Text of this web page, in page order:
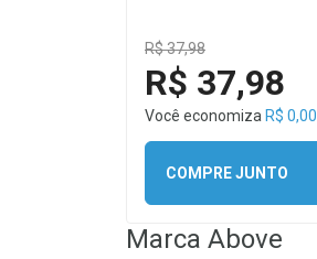
R$ 37,98
R$ 37,98
Você economiza R$ 0,00
COMPRE JUNTO
Marca Above